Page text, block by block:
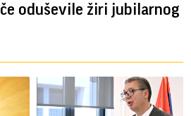
oduševile žiri jubilarnog